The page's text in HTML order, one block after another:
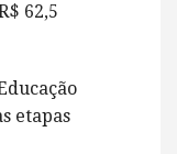
62,5
etapas